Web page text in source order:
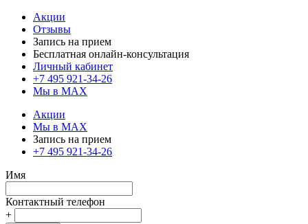
Акции
Отзывы
Запись на прием
Бесплатная онлайн-консультация
Личный кабинет
+7 495 921-34-26
Мы в MAX
Акции
Мы в MAX
Запись на прием
+7 495 921-34-26
Имя
Контактный телефон
+